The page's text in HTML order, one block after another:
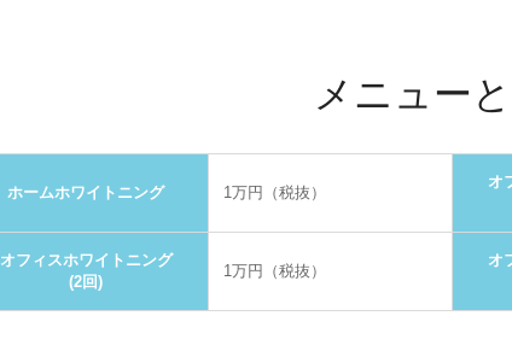
メニュー
ホームホワイトニング 1万円（税抜）
オ
オフィスホワイトニング
(2回)
1万円（税抜）
オ